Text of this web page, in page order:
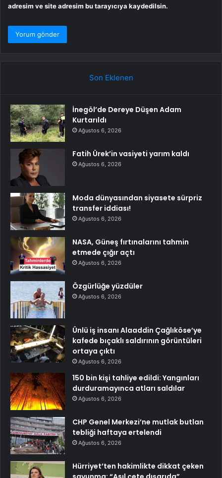
adresim ve site adresim bu tarayıcıya kaydedilsin.
Son Eklenen
İnegöl’de Dereye Düşen Adam
Kurtarıldı
Ağustos 6, 2026
Fatih Ürek’in vasiyeti yarım kaldı
Ağustos 6, 2026
Moda dünyasından siyasete sürpriz
transfer iddiası!
Ağustos 6, 2026
NASA, Güneş fırtınalarını tahmin
etmede çığır açtı
Ağustos 6, 2026
Özgürlüğe yüzdüler
Ağustos 6, 2026
Ünlü iş insanı Alaaddin Çağlıköse’ye
kafede bıçaklı saldırının görüntüleri
ortaya çıktı
Ağustos 6, 2026
150 bin kişi tahliye edildi: Yangınları
durduramayınca atları saldılar
Ağustos 6, 2026
CHP Genel Merkezi’ne mutlak butlan
tebliği haftaya ertelendi
Ağustos 6, 2026
Hürriyet’ten hakimlikte dikkat çeken